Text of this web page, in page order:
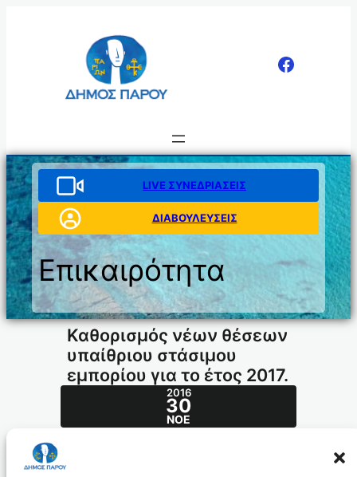
LIVE ΣΥΝΕΔΡΙΑΣΕΙΣ
ΔΙΑΒΟΥΛΕΥΣΕΙΣ
Επικαιρότητα
Καθορισμός νέων θέσεων
υπαίθριου στάσιμου
εμπορίου για το έτος 2017.
2016
30
ΝΟΈ